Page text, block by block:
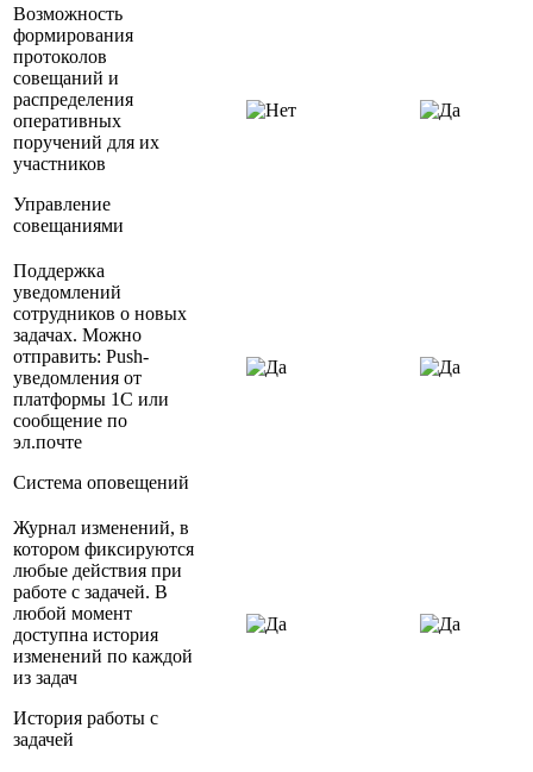
Возможность
формирования
протоколов
совещаний и
распределения
оперативных
поручений для их
участников
Управление
совещаниями
Поддержка
уведомлений
сотрудников о новых
задачах. Можно
отправить: Push-
уведомления от
платформы 1С или
сообщение по
эл.почте
Система оповещений
Журнал изменений, в
котором фиксируются
любые действия при
работе с задачей. В
любой момент
доступна история
изменений по каждой
из задач
История работы с
задачей